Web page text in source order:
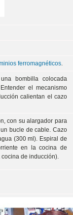
ferromagnéticos.
bombilla colocada
el mecanismo
calientan el cazo
con su alargador para
bucle de cable. Cazo
(300 ml). Espiral de
en la cocina de
de inducción).